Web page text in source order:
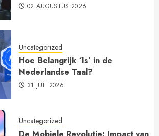
02 AUGUSTUS 2026
Uncategorized
Hoe Belangrijk ‘Is’ in de
Nederlandse Taal?
31 JULI 2026
Uncategorized